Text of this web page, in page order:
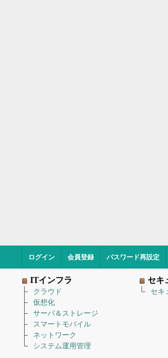
ログイン 会員登録 パスワード再設定
ITインフラ
クラウド
仮想化
サーバ＆ストレージ
スマートモバイル
ネットワーク
システム運用管理
セキ
セキ